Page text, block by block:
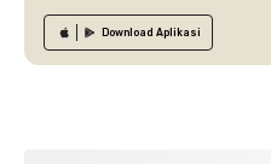
Download Aplikasi